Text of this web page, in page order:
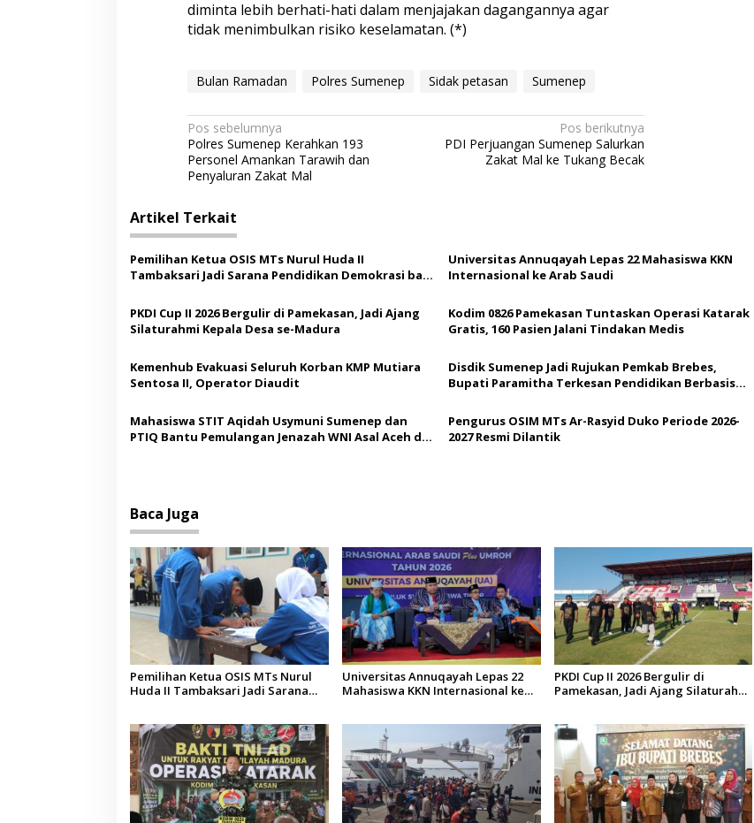
diminta lebih berhati-hati dalam menjajakan dagangannya agar
tidak menimbulkan risiko keselamatan. (*)
Bulan Ramadan Polres Sumenep Sidak petasan Sumenep
N
a
v
i
g
a
s
i
p
o
s
Pos sebelumnya
Polres Sumenep Kerahkan 193
Personel Amankan Tarawih dan
Penyaluran Zakat Mal
Pos berikutnya
PDI Perjuangan Sumenep Salurkan
Zakat Mal ke Tukang Becak
Artikel Terkait
Pemilihan Ketua OSIS MTs Nurul Huda II
Tambaksari Jadi Sarana Pendidikan Demokrasi bagi
Universitas Annuqayah Lepas 22 Mahasiswa KKN
Internasional ke Arab Saudi
PKDI Cup II 2026 Bergulir di Pamekasan, Jadi Ajang
Silaturahmi Kepala Desa se-Madura
Kodim 0826 Pamekasan Tuntaskan Operasi Katarak
Gratis, 160 Pasien Jalani Tindakan Medis
Kemenhub Evakuasi Seluruh Korban KMP Mutiara
Sentosa II, Operator Diaudit
Disdik Sumenep Jadi Rujukan Pemkab Brebes,
Bupati Paramitha Terkesan Pendidikan Berbasis
Mahasiswa STIT Aqidah Usymuni Sumenep dan
PTIQ Bantu Pemulangan Jenazah WNI Asal Aceh di
Pengurus OSIM MTs Ar-Rasyid Duko Periode 2026-
2027 Resmi Dilantik
Baca Juga
Pemilihan Ketua OSIS MTs Nurul
Huda II Tambaksari Jadi Sarana
Universitas Annuqayah Lepas 22
Mahasiswa KKN Internasional ke
PKDI Cup II 2026 Bergulir di
Pamekasan, Jadi Ajang Silaturahmi